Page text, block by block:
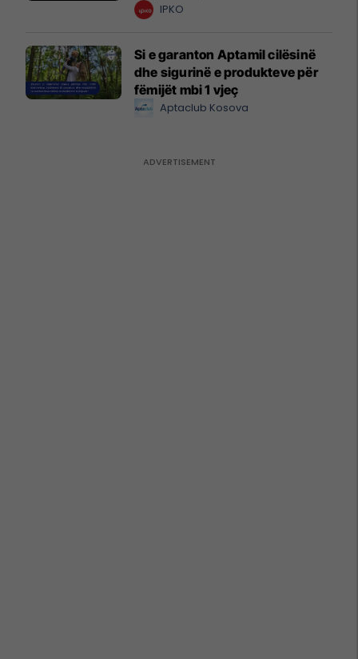
IPKO
Si e garanton Aptamil cilësinë
dhe sigurinë e produkteve për
fëmijët mbi 1 vjeç
Aptaclub Kosova